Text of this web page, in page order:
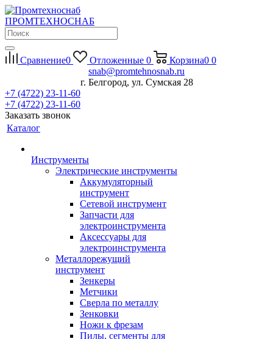
ПРОМТЕХНОСНАБ
Сравнение0 Отложенные 0 Корзина0 0
snab@promtehnosnab.ru
г. Белгород, ул. Сумская 28
+7 (4722) 23-11-60
+7 (4722) 23-11-60
Заказать звонок
Каталог
Инструменты
Электрические инструменты
Аккумуляторный
инструмент
Сетевой инструмент
Запчасти для
электроинструмента
Аксессуары для
электроинструмента
Металлорежущий
инструмент
Зенкеры
Метчики
Сверла по металлу
Зенковки
Ножи к фрезам
Пилы, сегменты для